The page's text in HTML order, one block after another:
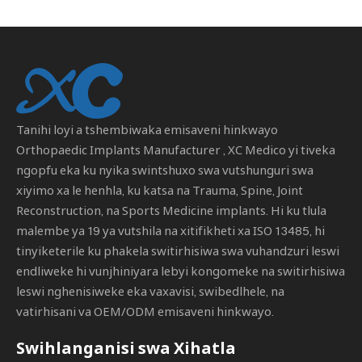
Tanihi loyi a tshembiwaka emisaveni hinkwayo
Orthopaedic Implants Manufacturer, XC Medico yi tiveka
ngopfu eka ku nyika swintshuxo swa vutshunguri swa
xiyimo xa le henhla, ku katsa na Trauma, Spine, Joint
Reconstruction, na Sports Medicine implants. Hi ku tlula
malembe ya 19 ya vutshila na xitifikheti xa ISO 13485, hi
tinyiketerile ku phakela switirhisiwa swa vuhandzuri leswi
endliweke hi vunjhiniyara lebyi kongomeke na switirhisiwa
leswi nghenisiweke eka vaxavisi, swibedlhele, na
vatirhisani va OEM/ODM emisaveni hinkwayo.
Swihlanganisi swa Xihatla